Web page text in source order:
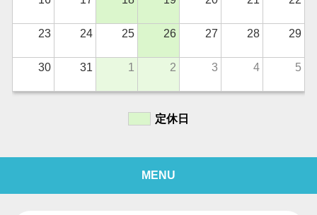
23 24 25 26 27 28 29
30 31 1 2 3 4 5
定休日
MENU